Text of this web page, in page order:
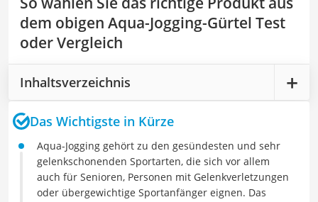
dem obigen Aqua-Jogging-Gürtel Test
oder Vergleich
Inhaltsverzeichnis
Das Wichtigste in Kürze
Aqua-Jogging gehört zu den gesündesten und sehr
gelenkschonenden Sportarten, die sich vor allem
auch für Senioren, Personen mit Gelenkverletzungen
oder übergewichtige Sportanfänger eignen. Das